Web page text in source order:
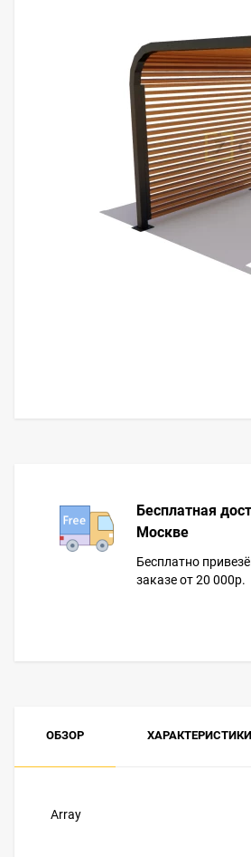
Бесплатная
Москве
Бесплатно
заказе от 20 000р.
ОБЗОР ХАРАКТЕРИСТИКИ
Array